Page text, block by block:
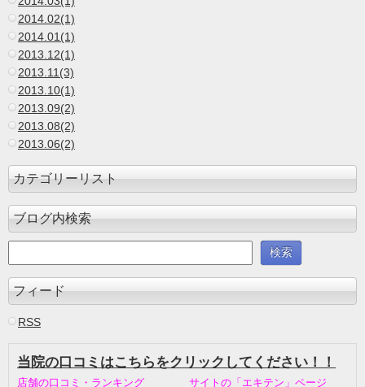
2014.02(1)
2014.01(1)
2013.12(1)
2013.11(3)
2013.10(1)
2013.09(2)
2013.08(2)
2013.06(2)
カテゴリーリスト
ブログ内検索
フィード
RSS
当院の口コミはこちらをクリックしてください！！
店舗の口コミ・ランキング サイトの「エキテン」ページ